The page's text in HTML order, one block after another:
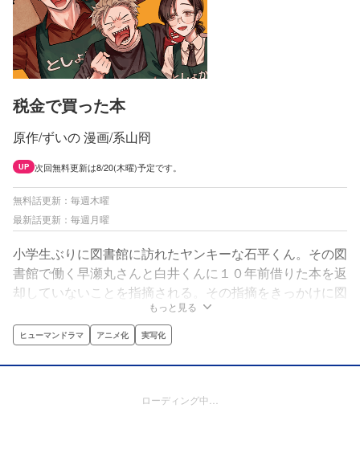
税金で買った本
原作/ずいの 漫画/系山冏
UP 次回無料更新は8/20(木曜)予定です。
無料話更新：毎週木曜
最新話更新：毎週月曜
小学生ぶりに図書館に訪れたヤンキーな石平くん。その図
書館で働く早瀬丸さんと白井くんに１０年前借りた本を返
却していないことを指摘される。その指摘をきっかけに図
書館に通うようになるどころか働くことになる石平くんの
図書館お仕事漫画。
もっと見る
ヒューマンドラマ アニメ化 実写化
ローディング中…